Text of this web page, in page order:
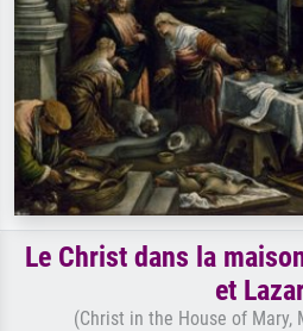
Le Christ dans la
et
(Christ in the House of Mary,